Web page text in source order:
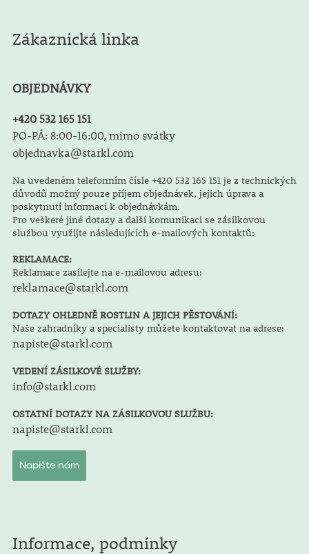
Zákaznická linka
OBJEDNÁVKY
+420 532 165 151
PO-PÁ: 8:00-16:00, mimo svátky
objednavka@starkl.com
Na uvedeném telefonním čísle +420 532 165 151 je z technických
důvodů možný pouze příjem objednávek, jejich úprava a
poskytnutí informací k objednávkám.
Pro veškeré jiné dotazy a další komunikaci se zásilkovou
službou využijte následujících e-mailových kontaktů:
REKLAMACE:
Reklamace zasílejte na e-mailovou adresu:
reklamace@starkl.com
DOTAZY OHLEDNĚ ROSTLIN A JEJICH PĚSTOVÁNÍ:
Naše zahradníky a specialisty můžete kontaktovat na adrese:
napiste@starkl.com
VEDENÍ ZÁSILKOVÉ SLUŽBY:
info@starkl.com
OSTATNÍ DOTAZY NA ZÁSILKOVOU SLUŽBU:
napiste@starkl.com
Napište nám
Informace, podmínky